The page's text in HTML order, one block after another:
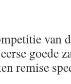
van
goede
remise